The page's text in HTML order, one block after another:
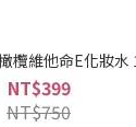
欖維他命E化妝水
NT$399
NT$750